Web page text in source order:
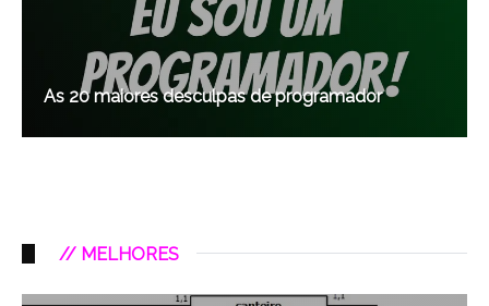
As 20 maiores desculpas de programador
// MELHORES